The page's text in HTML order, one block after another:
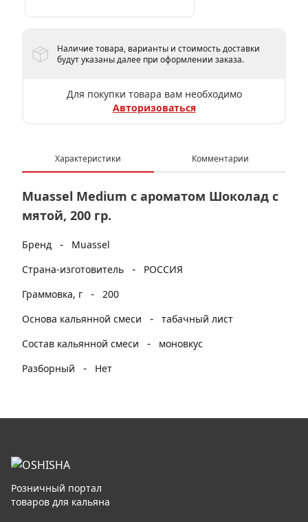
Наличие товара, варианты и стоимость доставки
будут указаны далее при оформлении заказа.
Для покупки товара вам необходимо
Авторизоваться
Характеристики Комментарии
Muassel Medium с ароматом Шоколад с
мятой, 200 гр.
Бренд -
Muassel
Страна-изготовитель
-
РОССИЯ
Граммовка, г
- 200
Основа кальянной смеси
- табачный лист
Состав кальянной смеси
-
моновкус
Разборный
- Нет
Розничный портал
товаров для кальяна